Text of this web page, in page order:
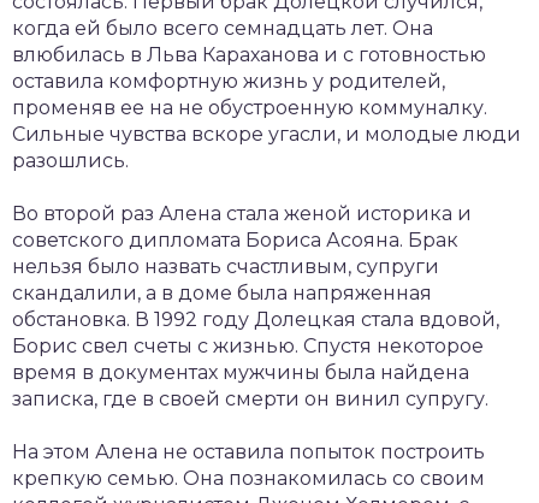
когда ей было всего семнадцать лет. Она
влюбилась в Льва Караханова и с готовностью
оставила комфортную жизнь у родителей,
променяв ее на не обустроенную коммуналку.
Сильные чувства вскоре угасли, и молодые люди
разошлись.
Во второй раз Алена стала женой историка и
советского дипломата Бориса Асояна. Брак
нельзя было назвать счастливым, супруги
скандалили, а в доме была напряженная
обстановка. В 1992 году Долецкая стала вдовой,
Борис свел счеты с жизнью. Спустя некоторое
время в документах мужчины была найдена
записка, где в своей смерти он винил супругу.
На этом Алена не оставила попыток построить
крепкую семью. Она познакомилась со своим